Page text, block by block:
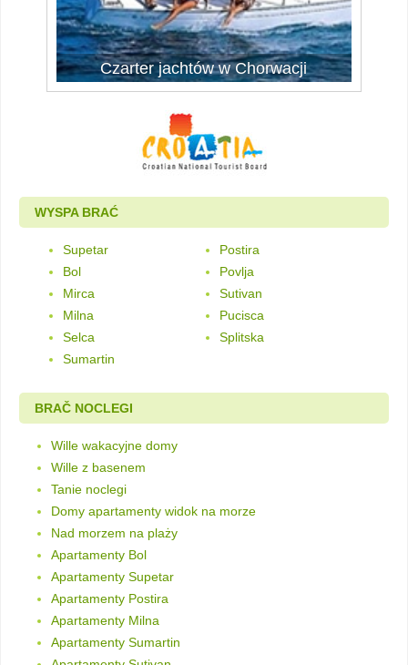
Czarter jachtów w Chorwacji
Czarter jachtów
WYSPA BRAĆ
Supetar
Postira
Bol
Povlja
Mirca
Sutivan
Milna
Pucisca
Selca
Splitska
Sumartin
BRAČ NOCLEGI
Wille wakacyjne domy
Wille z basenem
Tanie noclegi
Domy apartamenty widok na morze
Nad morzem na plaży
Apartamenty Bol
Apartamenty Supetar
Apartamenty Postira
Apartamenty Milna
Apartamenty Sumartin